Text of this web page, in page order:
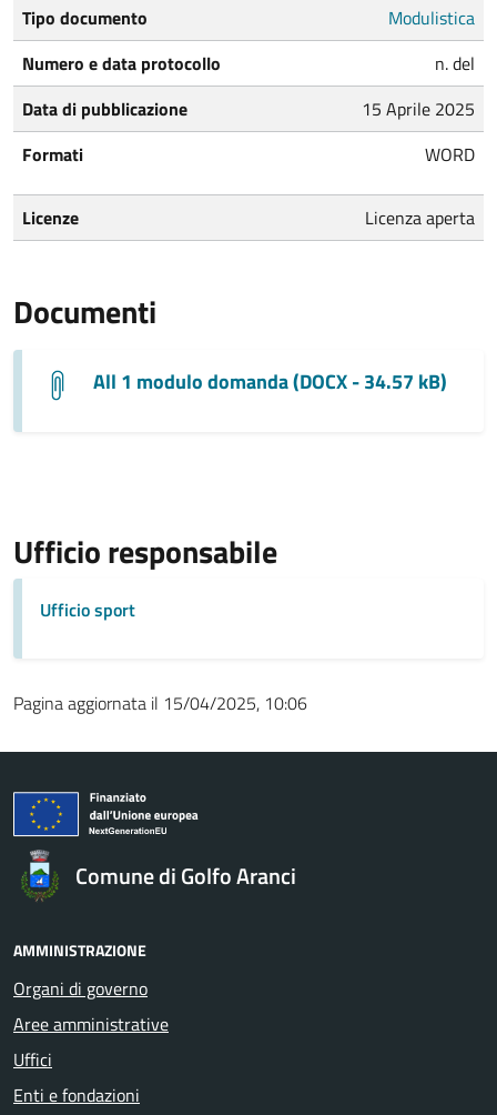
Tipo documento
Modulistica
Numero e data protocollo
n. del
Data di pubblicazione
15 Aprile 2025
Formati
WORD
Licenze Licenza aperta
Documenti
All 1 modulo domanda (DOCX - 34.57 kB)
Ufficio responsabile
Ufficio sport
Pagina aggiornata il 15/04/2025, 10:06
Comune di Golfo Aranci
AMMINISTRAZIONE
Organi di governo
Aree amministrative
Uffici
Enti e fondazioni